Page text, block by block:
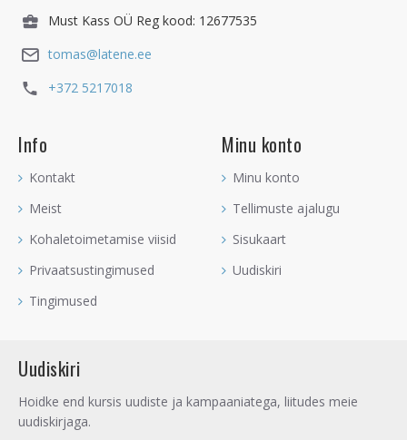
Must Kass OÜ Reg kood: 12677535
tomas@latene.ee
+372 5217018
Info
Kontakt
Meist
Kohaletoimetamise viisid
Privaatsustingimused
Tingimused
Minu konto
Minu konto
Tellimuste ajalugu
Sisukaart
Uudiskiri
Uudiskiri
Hoidke end kursis uudiste ja kampaaniatega, liitudes meie
uudiskirjaga.